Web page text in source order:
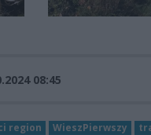
08:45
region WieszPierwszy